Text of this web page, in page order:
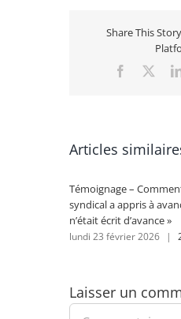
Share This
Facebook
Articles
Témoignage –
syndical a appris à
n’était écrit d’avance »
lundi 23 février 2026 |
Laisser un
Commentaire